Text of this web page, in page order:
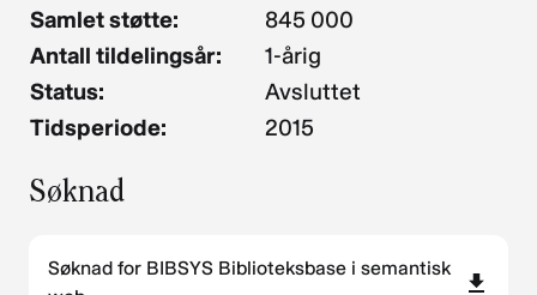
Samlet støtte:
845 000
Antall tildelingsår:
1-årig
Status:
Avsluttet
Tidsperiode:
2015
Søknad
Søknad for BIBSYS Biblioteksbase i semantisk